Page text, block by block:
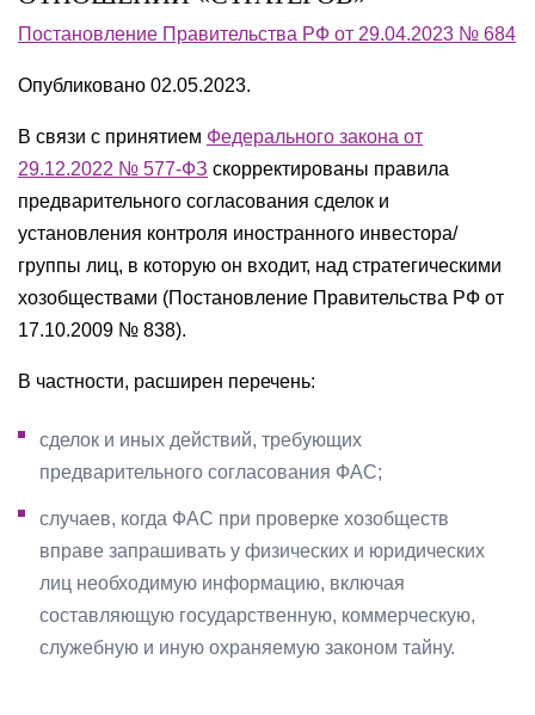
Постановление Правительства РФ от 29.04.2023 № 684
Опубликовано 02.05.2023.
В связи с принятием Федерального закона от
29.12.2022 № 577-ФЗ скорректированы правила
предварительного согласования сделок и
установления контроля иностранного инвестора/
группы лиц, в которую он входит, над стратегическими
хозобществами (Постановление Правительства РФ от
17.10.2009 № 838).
В частности, расширен перечень:
сделок и иных действий, требующих
предварительного согласования ФАС;
случаев, когда ФАС при проверке хозобществ
вправе запрашивать у физических и юридических
лиц необходимую информацию, включая
составляющую государственную, коммерческую,
служебную и иную охраняемую законом тайну.